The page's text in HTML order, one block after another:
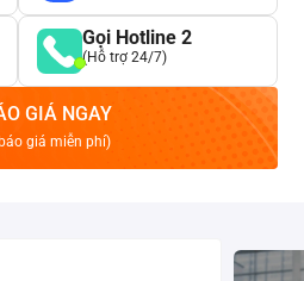
Gọi Hotline 2
(Hỗ trợ 24/7)
GIÁ NGAY
giá miễn phí)